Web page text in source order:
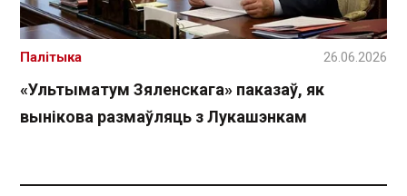
«Ультыматум Зяленскага» паказаў, як
вынікова размаўляць з Лукашэнкам
Палітыка 26.06.2026